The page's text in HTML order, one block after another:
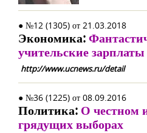
● №12 (1305) от 21.03.2018
Экономика:
учительские зарплаты
http://www.ucnews.ru/detail
● №36 (1225) от 08.09.2016
Политика: О честном
грядущих выборах